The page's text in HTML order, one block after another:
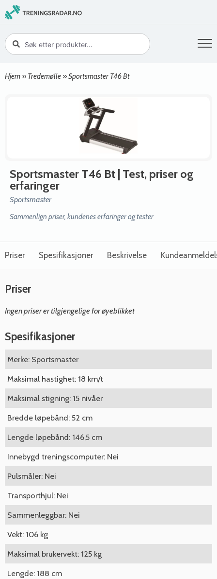
Hjem » Tredemølle »Sportsmaster T46 Bt
Sportsmaster T46 Bt | Test, priser og
erfaringer
Sportsmaster
Sammenlign priser, kundenes erfaringer og tester
Priser Spesifikasjoner Beskrivelse
Priser
Ingen priser er tilgjengelige for øyeblikket
Spesifikasjoner
Merke: Sportsmaster
Maksimal hastighet: 18 km/t
Maksimal stigning: 15 nivåer
Bredde løpebånd: 52 cm
Lengde løpebånd: 146,5 cm
Innebygd treningscomputer: Nei
Pulsmåler: Nei
Transporthjul: Nei
Sammenleggbar: Nei
Vekt: 106 kg
Maksimal brukervekt: 125 kg
Lengde: 188 cm